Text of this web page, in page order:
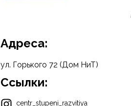
Адреса:
ул. Горького 72 (Дом НиТ)
Ссылки:
centr_stupeni_razvitiya